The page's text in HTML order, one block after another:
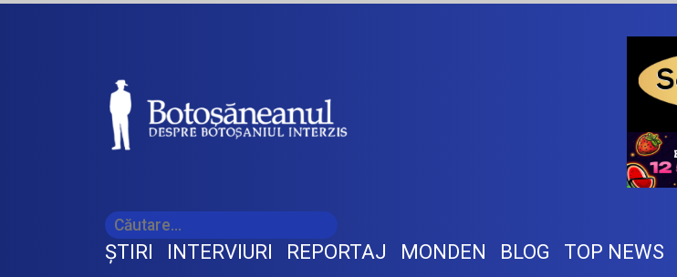
ŞTIRI INTERVIURI REPORTAJ MONDEN BLOG TOP NEWS